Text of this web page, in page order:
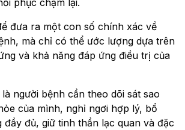
phục chậm lại.
đưa ra một con số chính xác về
mà chỉ có thể ước lượng dựa trên
và khả năng đáp ứng điều trị của
người bệnh cần theo dõi sát sao
của mình, nghỉ ngơi hợp lý, bổ
đầy đủ, giữ tinh thần lạc quan và đặc